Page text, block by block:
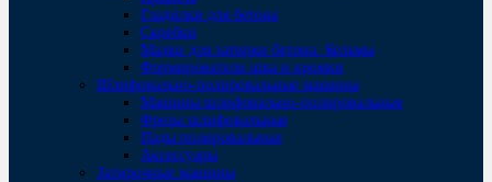
Гладилки для бетона
Скребки
Малки для затирки бетона. Кельмы
Формирователи шва и кромки
Шлифовально-полировальные машины
Машины шлифовально-полировальные
Фрезы шлифовальные
Пады полировальные
Аксессуары
Затирочные машины